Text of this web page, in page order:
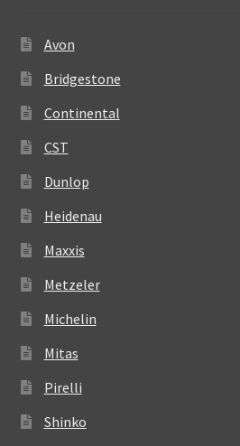
Avon
Bridgestone
Continental
CST
Dunlop
Heidenau
Maxxis
Metzeler
Michelin
Mitas
Pirelli
Shinko